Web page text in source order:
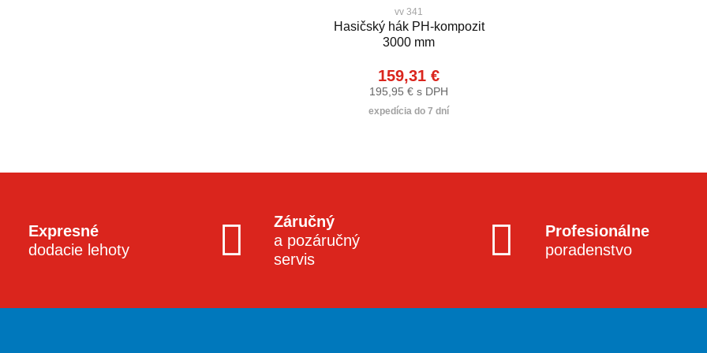
vv 341
Hasičský hák PH-kompozit
3000 mm
159,31 €
195,95 € s DPH
expedícia do 7 dní
Expresné
dodacie lehoty
Záručný
a pozáručný
servis
Profesionálne
poradenstvo